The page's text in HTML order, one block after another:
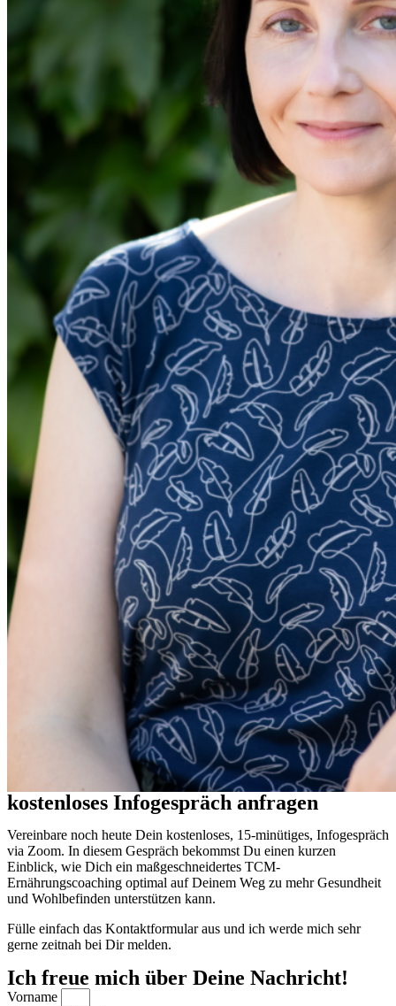
kostenloses Infogespräch anfragen
Vereinbare noch heute Dein kostenloses, 15-minütiges, Infogespräch
via Zoom. In diesem Gespräch bekommst Du einen kurzen
Einblick, wie Dich ein maßgeschneidertes TCM-
Ernährungscoaching optimal auf Deinem Weg zu mehr Gesundheit
und Wohlbefinden unterstützen kann.
Fülle einfach das Kontaktformular aus und ich werde mich sehr
gerne zeitnah bei Dir melden.
Ich freue mich über Deine Nachricht!
Vorname